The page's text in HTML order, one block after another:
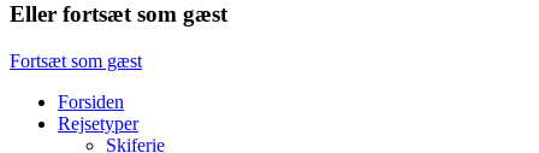
Eller fortsæt som gæst
Fortsæt som gæst
Forsiden
Rejsetyper
Skiferie